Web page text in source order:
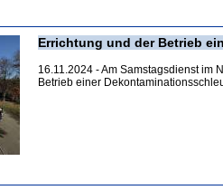
Errichtung und der Betrieb
16.11.2024 - Am Samstagsdienst im
Betrieb einer